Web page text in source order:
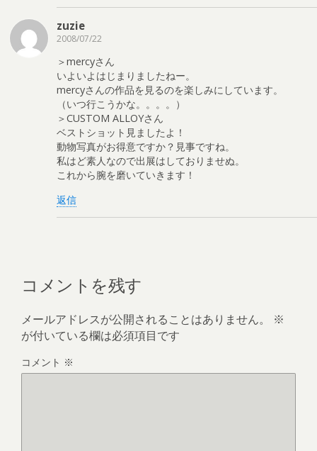
zuzie
2008/07/22
＞mercyさん
いよいよはじまりましたねー。
mercyさんの作品を見るのを楽しみにしています。
（いつ行こうかな。。。。）
＞CUSTOM ALLOYさん
ベストショット見ましたよ！
動物写真がお得意ですか？見事ですね。
私はど素人なので出展はしておりませぬ。
これから腕を磨いていきます！
返信
コメントを残す
メールアドレスが公開されることはありません。
※
が付いている欄は必須項目です
コメント ※